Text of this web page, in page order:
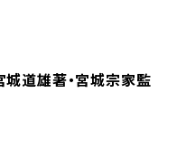
道雄著・宮城宗家監